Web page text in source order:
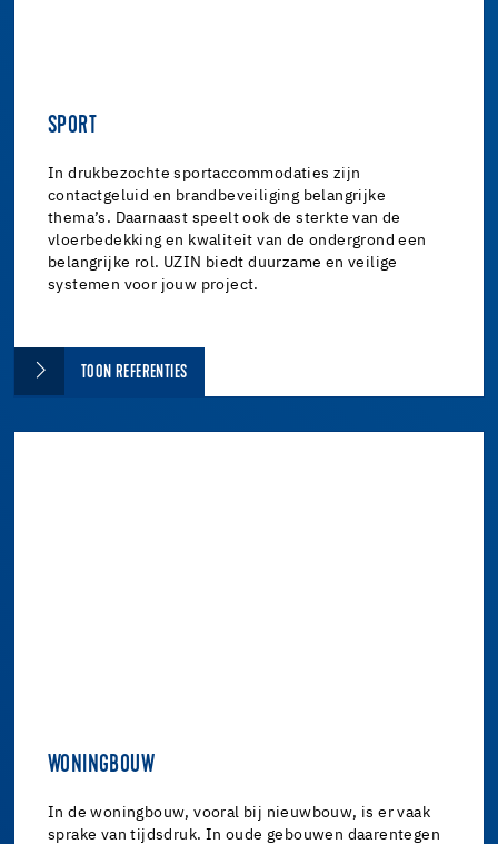
SPORT
In drukbezochte sportaccommodaties zijn
contactgeluid en brandbeveiliging belangrijke
thema’s. Daarnaast speelt ook de sterkte van de
vloerbedekking en kwaliteit van de ondergrond een
belangrijke rol. UZIN biedt duurzame en veilige
systemen voor jouw project.
TOON REFERENTIES
WONINGBOUW
In de woningbouw, vooral bij nieuwbouw, is er vaak
sprake van tijdsdruk. In oude gebouwen daarentegen